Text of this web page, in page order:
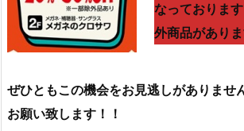
なっておりま
外商品がありま
ぜひともこの機会をお見逃しがありませ
お願い致します！！